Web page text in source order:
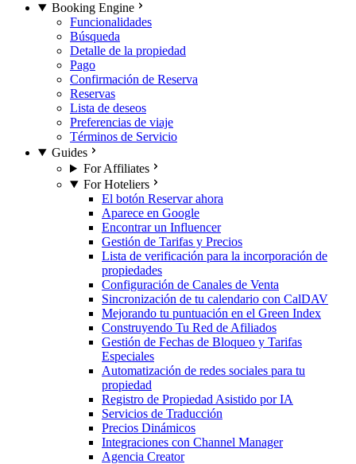
Booking Engine
Funcionalidades
Búsqueda
Detalle de la propiedad
Pago
Confirmación de Reserva
Reservas
Lista de deseos
Preferencias de viaje
Términos de Servicio
Guides
For Affiliates
For Hoteliers
El botón Reservar ahora
Aparece en Google
Encontrar un Influencer
Gestión de Tarifas y Precios
Lista de verificación para la incorporación de
propiedades
Configuración de Canales de Venta
Sincronización de tu calendario con CalDAV
Mejorando tu puntuación en el Green Index
Construyendo Tu Red de Afiliados
Gestión de Fechas de Bloqueo y Tarifas
Especiales
Automatización de redes sociales para tu
propiedad
Registro de Propiedad Asistido por IA
Servicios de Traducción
Precios Dinámicos
Integraciones con Channel Manager
Agencia Creator